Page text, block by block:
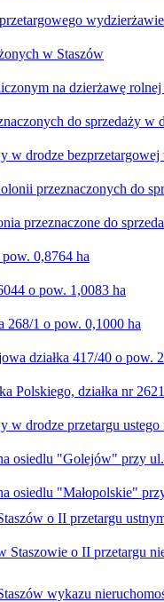
w Staszów
na dzierżawę
do sprzedaży w
w drodze
przeznaczonych do
przeznaczone do
0,8764 ha
o pow. 1,0083 ha
268/1 o pow. 0,1000 ha
działka 417/40 o pow.
Polskiego, działka nr
w drodze przetargu
osiedlu "Golejów" przy
osiedlu "Małopolskie"
o II przetargu
Staszowie o II przetargu
wykazu